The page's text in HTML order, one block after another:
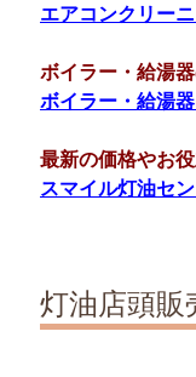
エアコンクリー
ボイラー・給湯
ボイラー・給湯
最新の価格やお
スマイル灯油セ
灯油店頭販